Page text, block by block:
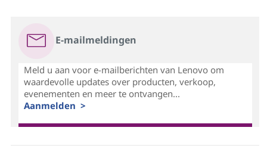
E-mailmeldingen
Meld u aan voor e-mailberichten van Lenovo om
waardevolle updates over producten, verkoop,
evenementen en meer te ontvangen...
Aanmelden >